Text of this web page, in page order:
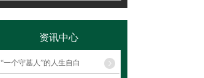
资讯中心
“一个守墓人”的人生自白